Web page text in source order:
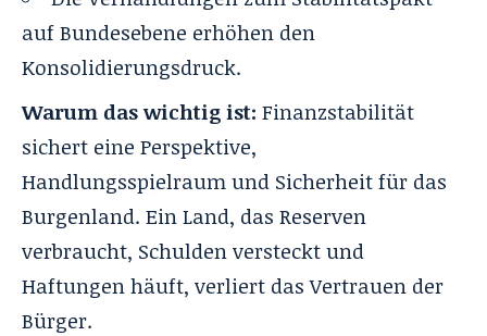
auf Bundesebene erhöhen den
Konsolidierungsdruck.
Warum das wichtig ist: Finanzstabilität
sichert eine Perspektive,
Handlungsspielraum und Sicherheit für das
Burgenland. Ein Land, das Reserven
verbraucht, Schulden versteckt und
Haftungen häuft, verliert das Vertrauen der
Bürger.